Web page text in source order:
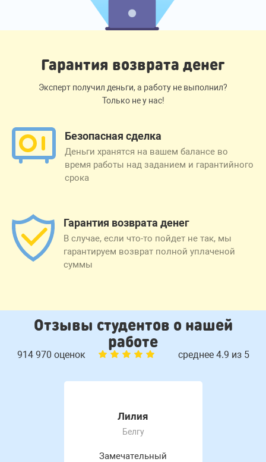
Гарантия возврата денег
Эксперт получил деньги, а работу не выполнил?
Только не у нас!
Безопасная сделка
Деньги хранятся на вашем балансе во
время работы над заданием и гарантийного
срока
Гарантия возврата денег
В случае, если что-то пойдет не так, мы
гарантируем возврат полной уплаченой
суммы
Отзывы студентов о нашей
работе
914 970 оценок среднее 4.9 из 5
Лилия
Белгу
Замечательный